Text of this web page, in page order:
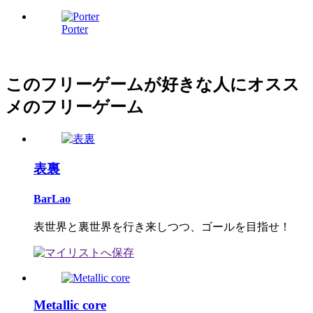
Porter
このフリーゲームが好きな人にオスス
メのフリーゲーム
表裏
BarLao
表世界と裏世界を行き来しつつ、ゴールを目指せ！
Metallic core